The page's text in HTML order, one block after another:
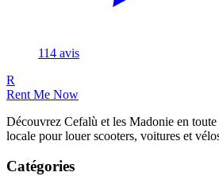
114 avis
R
Rent Me Now
Découvrez Cefalù et les Madonie en
locale pour louer scooters, voitures et
Catégories